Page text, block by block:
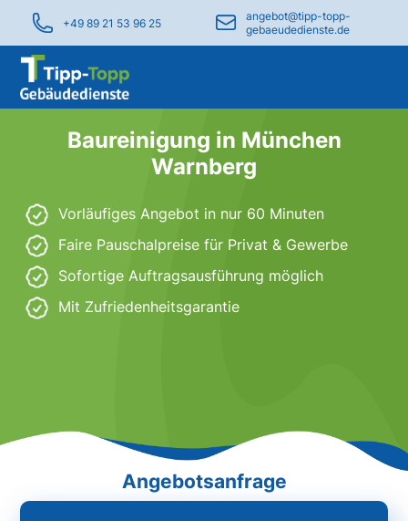
+49 89 21 53 96 25
angebot@tipp-topp-
gebaeudedienste.de
Baureinigung in München
Warnberg
Vorläufiges Angebot in nur 60 Minuten
Faire Pauschalpreise für Privat & Gewerbe
Sofortige Auftragsausführung möglich
Mit Zufriedenheitsgarantie